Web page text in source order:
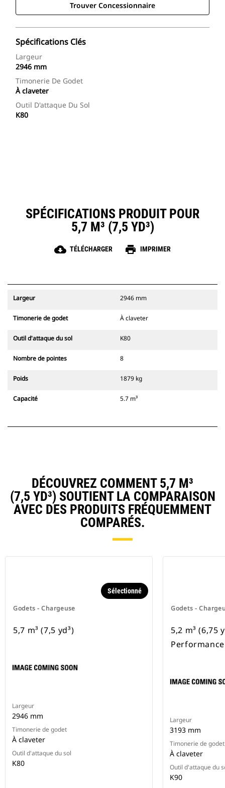
Trouver Concessionnaire
Spécifications Clés
Largeur
2946 mm
Timonerie De Godet
À claveter
Outil D'attaque Du Sol
K80
SPÉCIFICATIONS PRODUIT POUR
5,7 M³ (7,5 YD³)
cloud_download TÉLÉCHARGER print IMPRIMER
Largeur 2946 mm
Timonerie de godet À claveter
Outil d'attaque du sol K80
Nombre de pointes 8
Poids 1879 kg
Capacité 5.7 m³
DÉCOUVREZ COMMENT 5,7 M³
(7,5 YD³) SOUTIENT LA COMPARAISON
AVEC DES PRODUITS FRÉQUEMMENT
COMPARÉS.
Godets - Chargeuse
Sélectionné
5,7 m³ (7,5 yd³)
Largeur
2946 mm
Timonerie de godet
À claveter
Outil d'attaque du sol
K80
Godets -
5,2 m³ (6,75
Performance
Largeur
3193 mm
Timonerie de godet
À claveter
Outil d'attaque du
K90